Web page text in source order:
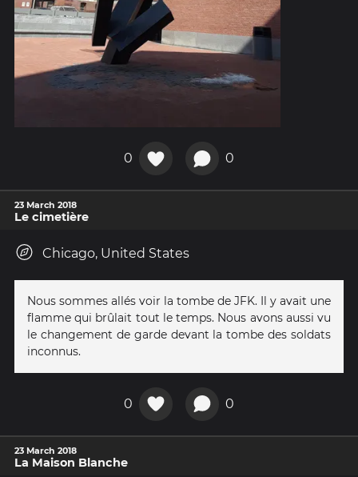
0 0
23 March 2018
Le cimetière
Chicago, United States
Nous sommes allés voir la tombe de JFK. Il y avait une
flamme qui brûlait tout le temps. Nous avons aussi vu
le changement de garde devant la tombe des soldats
inconnus.
0 0
23 March 2018
La Maison Blanche